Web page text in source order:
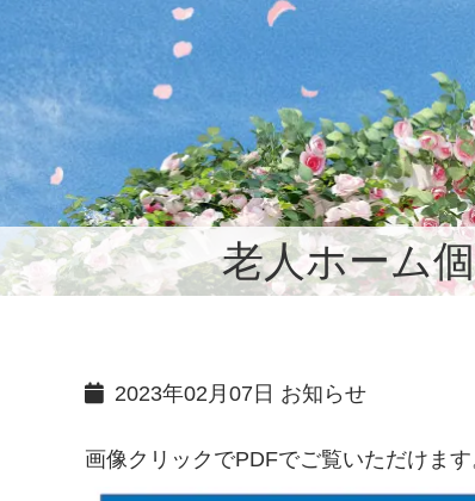
老人ホーム
2023年02月07日 お知らせ
画像クリックでPDFでご覧いただけます